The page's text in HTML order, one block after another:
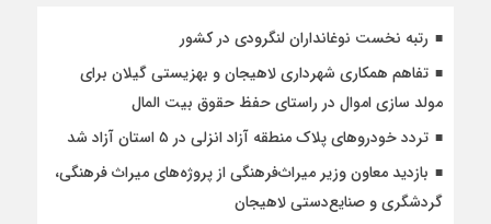
رتبه نخست نوغانداران لنگرودی در کشور
تفاهم همکاری شهرداری لاهیجان و بهزیستی گیلان برای
مولد سازی اموال در راستای حفظ حقوق بیت المال
تردد خودروهای پلاک منطقه آزاد انزلی در ۵ استان آزاد شد
بازدید معاون وزیر میراث‌فرهنگی از پروژه‌های میراث فرهنگی،
گردشگری و صنایع‌دستی لاهیجان